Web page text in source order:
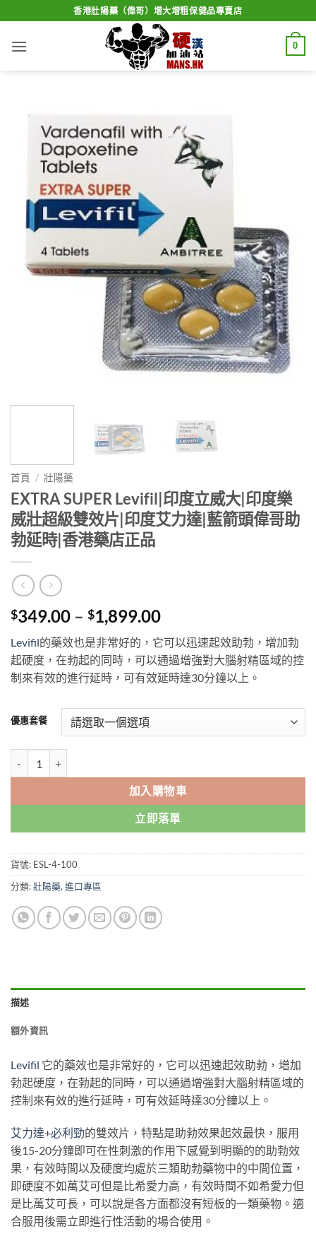
to
content
香港壯陽藥（偉哥）增大增粗保健品專賣店
0
首頁 / 壯陽藥
EXTRA SUPER Levifil|印度立威大|印度樂
威壯超級雙效片|印度艾力達|藍箭頭偉哥助
勃延時|香港藥店正品
$349.00 – $1,899.00Price
range:
$349.00
through
$1,899.00
Levifil的藥效也是非常好的，它可以迅速起效助勃，增加勃
起硬度，在勃起的同時，可以通過增強對大腦射精區域的控
制來有效的進行延時，可有效延時達30分鐘以上。
優惠套餐
加入購物車
立即落單
貨號: ESL-4-100
分類:壯陽藥, 進口專區
描述
額外資訊
Levifil 它的藥效也是非常好的，它可以迅速起效助勃，增加
勃起硬度，在勃起的同時，可以通過增強對大腦射精區域的
控制來有效的進行延時，可有效延時達30分鐘以上。
艾力達+必利勁的雙效片，特點是助勃效果起效最快，服用
後15-20分鐘即可在性刺激的作用下感覺到明顯的的助勃效
果，有效時間以及硬度均處於三類助勃藥物中的中間位置，
即硬度不如萬艾可但是比希愛力高，有效時間不如希愛力但
是比萬艾可長，可以說是各方面都沒有短板的一類藥物。適
合服用後需立即進行性活動的場合使用。